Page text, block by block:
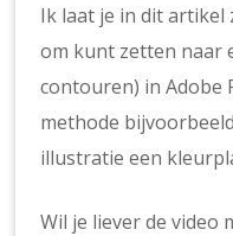
Ik laat je in dit artikel
om kunt zetten naar
contouren) in Adobe
methode
illustratie een
Wil je liever de video